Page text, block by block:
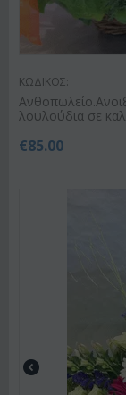
ΚΩΔΙΚΟΣ:
λουλούδια σε
€85.00